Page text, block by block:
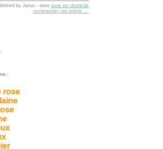
by Janus - dans lune en domicile
commenter cet article …
:
rose